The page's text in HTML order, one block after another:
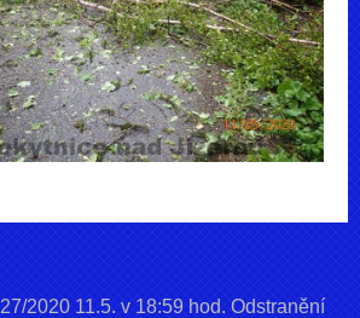
27/2020 11.5. v 18:59 hod. Odstranění